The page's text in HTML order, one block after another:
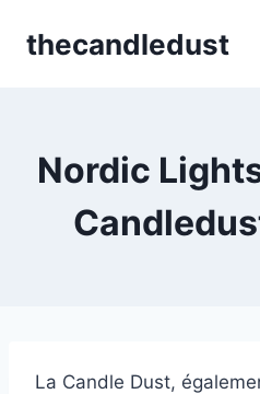
thecandledust
Nordic
La Candle Dust,